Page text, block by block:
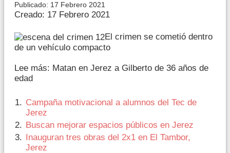
Publicado: 17 Febrero 2021
Creado: 17 Febrero 2021
El crimen se cometió dentro
de un vehículo compacto
Lee más: Matan en Jerez a Gilberto de 36 años de
edad
Campaña motivacional a alumnos del Tec de
Jerez
Buscan mejorar espacios públicos en Jerez
Inauguran tres obras del 2x1 en El Tambor,
Jerez